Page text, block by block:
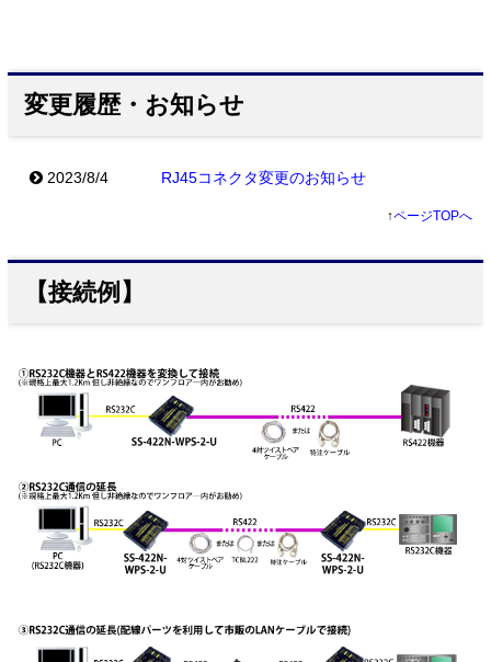
変更履歴・お知らせ
2023/8/4 RJ45コネクタ変更のお知らせ
↑ページTOPへ
【接続例】